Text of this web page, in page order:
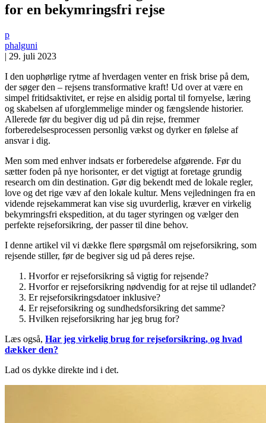
for en bekymringsfri rejse
p
phalguni
| 29. juli 2023
I den uophørlige rytme af hverdagen venter en frisk brise på dem,
der søger den – rejsens transformative kraft! Ud over at være en
simpel fritidsaktivitet, er rejse en alsidig portal til fornyelse, læring
og skabelsen af uforglemmelige minder og fængslende historier.
Allerede før du begiver dig ud på din rejse, fremmer
forberedelsesprocessen personlig vækst og dyrker en følelse af
ansvar i dig.
Men som med enhver indsats er forberedelse afgørende. Før du
sætter foden på nye horisonter, er det vigtigt at foretage grundig
research om din destination. Gør dig bekendt med de lokale regler,
love og det rige væv af den lokale kultur. Mens vejledningen fra en
vidende rejsekammerat kan vise sig uvurderlig, kræver en virkelig
bekymringsfri ekspedition, at du tager styringen og vælger den
perfekte rejseforsikring, der passer til dine behov.
I denne artikel vil vi dække flere spørgsmål om rejseforsikring, som
rejsende stiller, før de begiver sig ud på deres rejse.
Hvorfor er rejseforsikring så vigtig for rejsende?
Hvorfor er rejseforsikring nødvendig for at rejse til udlandet?
Er rejseforsikringsdatoer inklusive?
Er rejseforsikring og sundhedsforsikring det samme?
Hvilken rejseforsikring har jeg brug for?
Læs også, Har jeg virkelig brug for rejseforsikring, og hvad
dækker den?
Lad os dykke direkte ind i det.